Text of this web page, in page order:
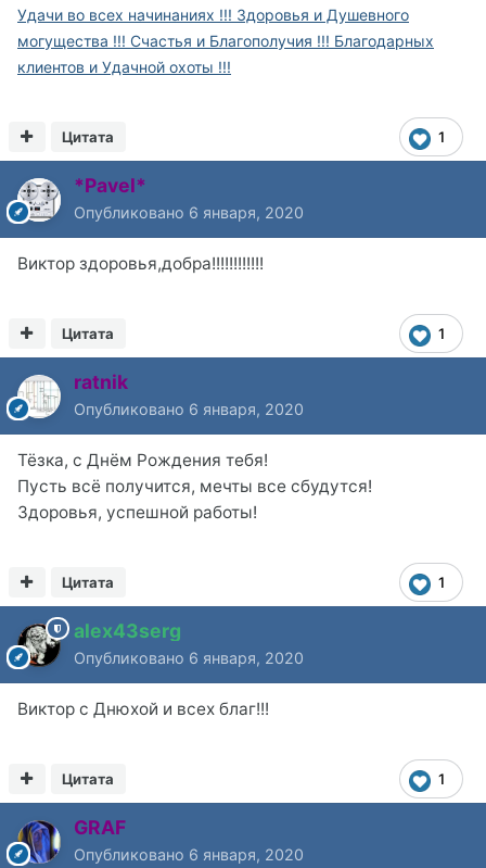
Удачи во всех начинаниях !!! Здоровья и Душевного
могущества !!! Счастья и Благополучия !!! Благодарных
клиентов и Удачной охоты !!!
1
Цитата
*Pavel*
Опубликовано 6 января, 2020
Виктор здоровья,добра!!!!!!!!!!!!
1
Цитата
ratnik
Опубликовано 6 января, 2020
Тёзка, с Днём Рождения тебя!
Пусть всё получится, мечты все сбудутся!
Здоровья, успешной работы!
1
Цитата
alex43serg
Опубликовано 6 января, 2020
Виктор с Днюхой и всех благ!!!
1
Цитата
GRAF
Опубликовано 6 января, 2020